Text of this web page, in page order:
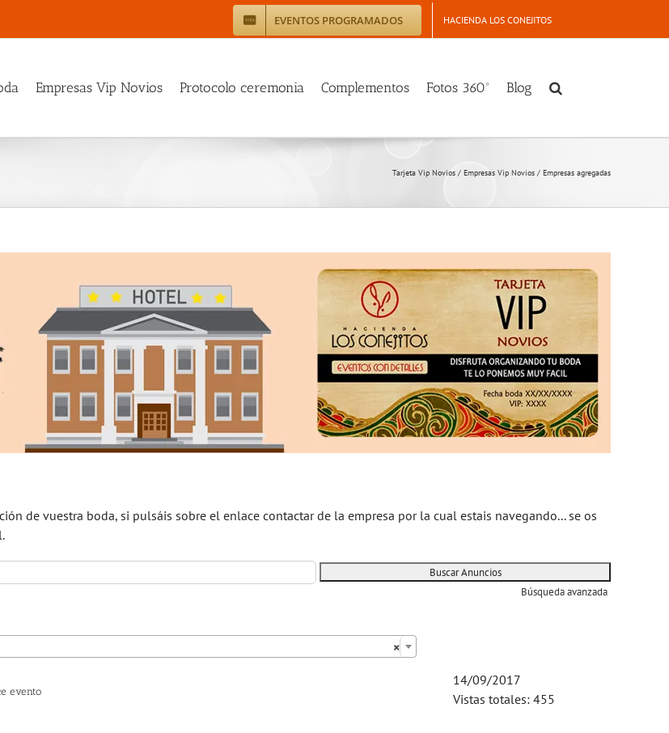
EVENTOS PROGRAMADOS HACIENDA LOS CONEJITOS
Empresas Vip Novios Protocolo ceremonia Complementos Fotos 360º Blog
Tarjeta Vip Novios / Empresas Vip Novios / Empresas agregadas
de vuestra boda, si pulsáis sobre el enlace contactar de la empresa por la cual estais navegando... se os
Búsqueda avanzada
×
evento
14/09/2017
Vistas totales: 455